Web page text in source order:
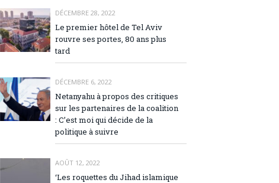
DÉCEMBRE 28, 2022
Le premier hôtel de Tel Aviv
rouvre ses portes, 80 ans plus
tard
DÉCEMBRE 6, 2022
Netanyahu à propos des critiques
sur les partenaires de la coalition
: C’est moi qui décide de la
politique à suivre
AOÛT 12, 2022
‘Les roquettes du Jihad islamique